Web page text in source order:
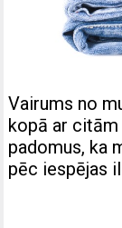
Vairums no
kopā ar
padomus, ka
pēc iespējas